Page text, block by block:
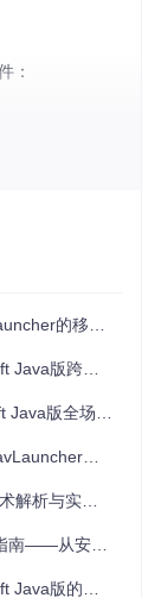
：
与开源方案解析
案与移动化实践
场景实战指南
方位技术指南
与实战指南
跨平台游戏之旅
整解决方案